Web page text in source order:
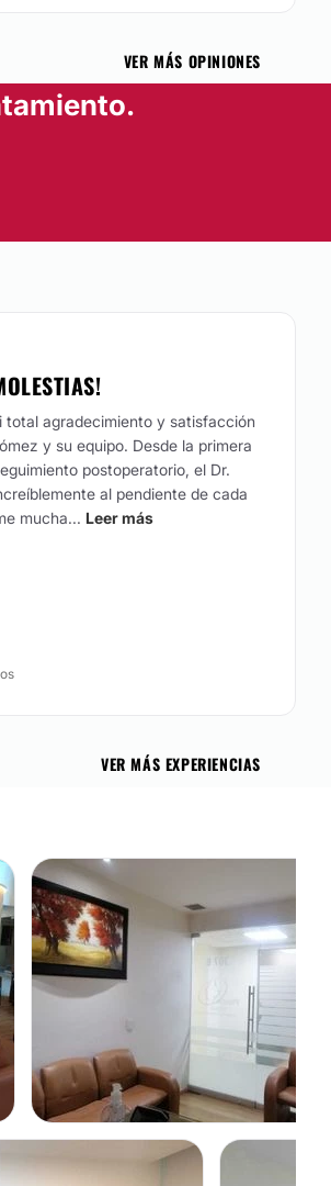
VER MÁS OPINIONES
total agradecimiento y satisfacción
y su equipo. Desde la primera
postoperatorio, el Dr.
al pendiente de cada
mucha... Leer más
VER MÁS EXPERIENCIAS